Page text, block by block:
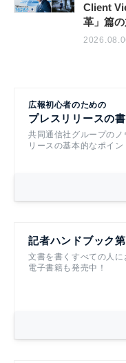
Client
革」篇
広報初心者のための
プレスリリースの
共同通信社グループの
リースの基本的なポイン
記者ハンドブック
文書を書くすべての人に
電子書籍も発売中！